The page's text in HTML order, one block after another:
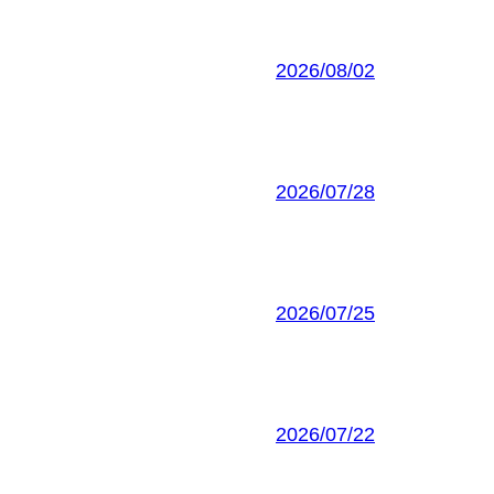
2026/08/02
2026/07/28
2026/07/25
2026/07/22